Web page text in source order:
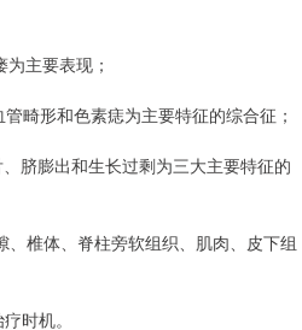
主要表现；
畸形和色素痣为主要特征的综合征；
脐膨出和生长过剩为三大主要特征的
椎体、脊柱旁软组织、肌肉、皮下组
时机。